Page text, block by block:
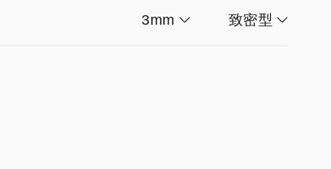
3mm 致密型